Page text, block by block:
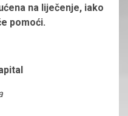
na liječenje, iako
pomoći.